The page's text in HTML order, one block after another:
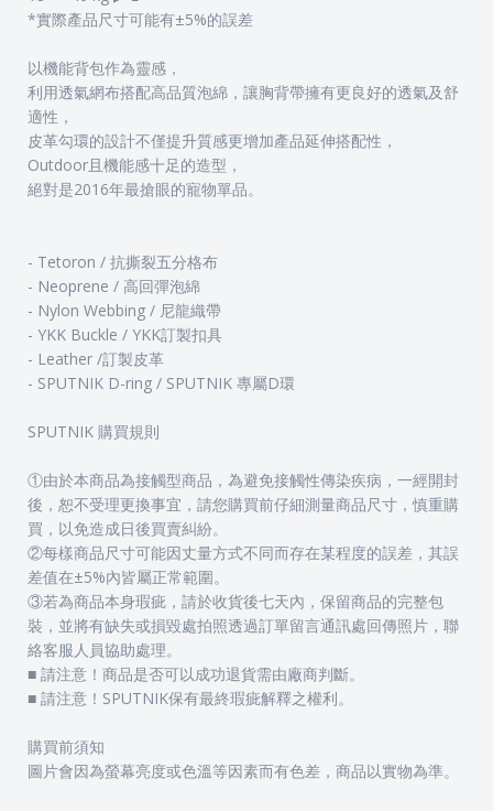
*實際產品尺寸可能有±5%的誤差
以機能背包作為靈感，
利用透氣網布搭配高品質泡綿，讓胸背帶擁有更良好的透氣及舒
適性，
皮革勾環的設計不僅提升質感更增加產品延伸搭配性，
Outdoor且機能感十足的造型，
絕對是2016年最搶眼的寵物單品。
- Tetoron / 抗撕裂五分格布
- Neoprene / 高回彈泡綿
- Nylon Webbing / 尼龍織帶
- YKK Buckle / YKK訂製扣具
- Leather /訂製皮革
- SPUTNIK D-ring / SPUTNIK 專屬D環
SPUTNIK 購買規則
①由於本商品為接觸型商品，為避免接觸性傳染疾病，一經開封
後，恕不受理更換事宜，請您購買前仔細測量商品尺寸，慎重購
買，以免造成日後買賣糾紛。
②每樣商品尺寸可能因丈量方式不同而存在某程度的誤差，其誤
差值在±5%內皆屬正常範圍。
③若為商品本身瑕疵，請於收貨後七天內，保留商品的完整包
裝，並將有缺失或損毀處拍照透過訂單留言通訊處回傳照片，聯
絡客服人員協助處理。
■ 請注意！商品是否可以成功退貨需由廠商判斷。
■ 請注意！SPUTNIK保有最終瑕疵解釋之權利。
購買前須知
圖片會因為螢幕亮度或色溫等因素而有色差，商品以實物為準。